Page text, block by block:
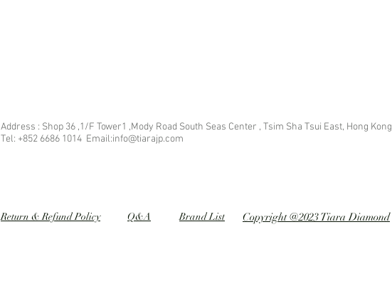
Address : Shop 36 ,1/F Tower1 ,Mody Road South Seas Center , Tsim Sha Tsui East, Hong Kong
Tel: +852 6686 1014 Email:info@tiarajp.com
Return & Refund Policy Q&A Brand List Copyright @2023 Tiara Diamond